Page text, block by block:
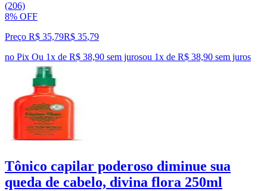
(206)
8% OFF
Preço R$ 35,79R$ 35,79
no Pix Ou 1x de R$ 38,90 sem jurosou 1x de R$ 38,90 sem juros
Tônico capilar poderoso diminue sua
queda de cabelo, divina flora 250ml